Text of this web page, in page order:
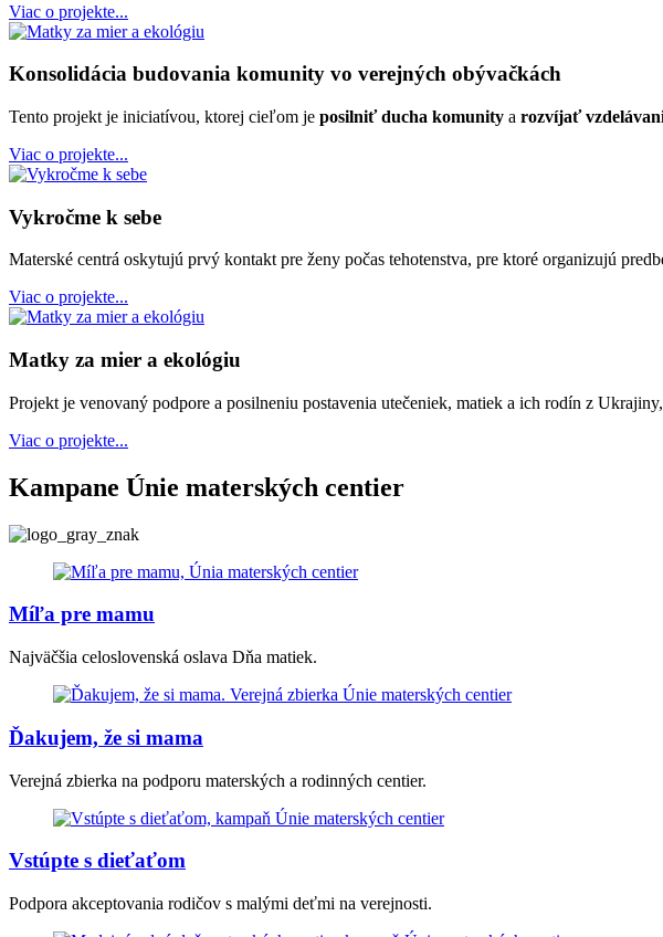
Viac o projekte...
Konsolidácia budovania komunity vo verejných obývačkách
Tento projekt je iniciatívou, ktorej cieľom je posilniť ducha komunity a rozvíjať
Viac o projekte...
Vykročme k sebe
Materské centrá oskytujú prvý kontakt pre ženy počas tehotenstva, pre ktoré organizujú
Viac o projekte...
Matky za mier a ekológiu
Projekt je venovaný podpore a posilneniu postavenia utečeniek, matiek a ich rodín z
Viac o projekte...
Kampane Únie materských centier
Míľa pre mamu
Najväčšia celoslovenská oslava Dňa matiek.
Ďakujem, že si mama
Verejná zbierka na podporu materských a rodinných centier.
Vstúpte s dieťaťom
Podpora akceptovania rodičov s malými deťmi na verejnosti.